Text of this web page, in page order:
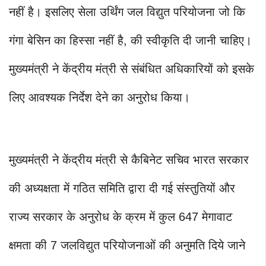
नहीं है। इसलिए सेला उर्थिंग जल विद्युत परियोजना जो कि
गंगा बेसिन का हिस्सा नहीं है, की स्वीकृति दी जानी चाहिए।
मुख्यमंत्री ने केंद्रीय मंत्री से संबंधित अधिकारियों को इसके
लिए आवश्यक निर्देश देने का अनुरोध किया।
मुख्यमंत्री ने केंद्रीय मंत्री से कैबिनेट सचिव भारत सरकार
की अध्यक्षता में गठित समिति द्वारा दी गई संस्तुतियों और
राज्य सरकार के अनुरोध के क्रम में कुल 647 मेगावाट
क्षमता की 7 जलविद्युत परियोजनाओं की अनुमति दिये जाने